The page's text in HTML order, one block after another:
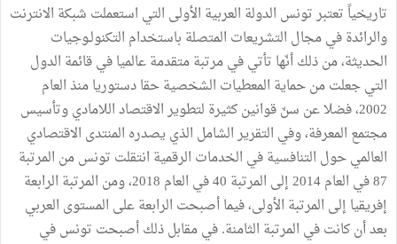
تاريخياً تعتبر تونس الدولة العربية الأولى التي استعملت شبكة الانترنت
والرائدة في مجال التشريعات المتصلة باستخدام التكنولـوجيات
الحديثة، من ذلك أنّها تأتي في مرتبة متقدمة عالميا في قائمة الدول
التي جعلت من حماية المعطيات الشخصية حقا دستوريا منذ العام
2002، فضلا عن سنّ قوانين كثيرة لتطوير الاقتصاد اللامادي وتأسيس
مجتمع المعرفة، وفي التقرير الشامل الذي يصدره المنتدى الاقتصادي
العالمي حول التنافسية في الخدمات الرقمية انتقلت تونس من المرتبة
87 في العام 2014 إلى المرتبة 40 في العام 2018، ومن المرتبة الرابعة
إفريقيا إلى المرتبة الأولى، فيما أصبحت الرابعة على المستوى العربي
بعد أن كانت في المرتبة الثامنة. في مقابل ذلك أصبحت تونس في